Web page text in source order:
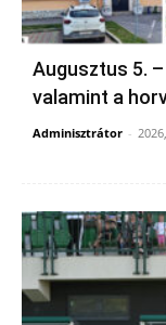
Augusztus 5.
valamint a
Adminisztrátor -